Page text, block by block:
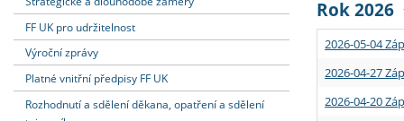
Podpora
Rigorózní
Granty a
FF UK pro udržitelnost
Výroční zprávy
Platné vnitřní předpisy FF UK
Rozhodnutí a sdělení děkana, opatření a sdělení
Rok 2026
2026-05-04
2026-04-27
2026-04-20